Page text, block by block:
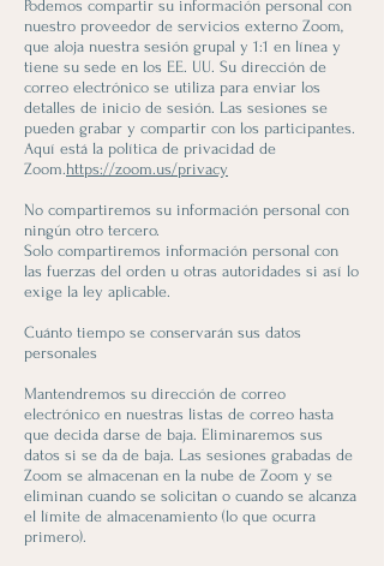
Podemos compartir su información personal con
nuestro proveedor de servicios externo Zoom,
que aloja nuestra sesión grupal y 1:1 en línea y
tiene su sede en los EE. UU. Su dirección de
correo electrónico se utiliza para enviar los
detalles de inicio de sesión. Las sesiones se
pueden grabar y compartir con los participantes.
Aquí está la política de privacidad de
Zoom.https://zoom.us/privacy
No compartiremos su información personal con
ningún otro tercero.
Solo compartiremos información personal con
las fuerzas del orden u otras autoridades si así lo
exige la ley aplicable.
Cuánto tiempo se conservarán sus datos
personales
Mantendremos su dirección de correo
electrónico en nuestras listas de correo hasta
que decida darse de baja. Eliminaremos sus
datos si se da de baja. Las sesiones grabadas de
Zoom se almacenan en la nube de Zoom y se
eliminan cuando se solicitan o cuando se alcanza
el límite de almacenamiento (lo que ocurra
primero).